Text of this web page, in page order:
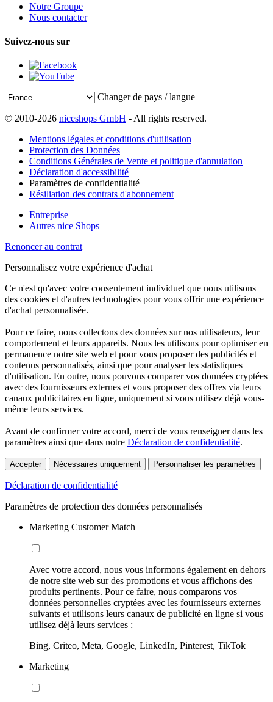
Notre Groupe
Nous contacter
Suivez-nous sur
Changer de pays / langue
© 2010-2026 niceshops GmbH - All rights reserved.
Mentions légales et conditions d'utilisation
Protection des Données
Conditions Générales de Vente et politique d'annulation
Déclaration d'accessibilité
Paramètres de confidentialité
Résiliation des contrats d'abonnement
Entreprise
Autres nice Shops
Renoncer au contrat
Personnalisez votre expérience d'achat
Ce n'est qu'avec votre consentement individuel que nous utilisons
des cookies et d'autres technologies pour vous offrir une expérience
d'achat personnalisée.
Pour ce faire, nous collectons des données sur nos utilisateurs, leur
comportement et leurs appareils. Nous les utilisons pour optimiser en
permanence notre site web et pour vous proposer des publicités et
contenus personnalisés, ainsi que pour analyser les statistiques
d'utilisation. En outre, nous pouvons comparer vos données cryptées
avec des fournisseurs externes et vous proposer des offres via leurs
canaux publicitaires en ligne, uniquement si vous utilisez déjà vous-
même leurs services.
Avant de confirmer votre accord, merci de vous renseigner dans les
paramètres ainsi que dans notre Déclaration de confidentialité.
Accepter Nécessaires uniquement Personnaliser les paramètres
Déclaration de confidentialité
Paramètres de protection des données personnalisés
Marketing Customer Match
Avec votre accord, nous vous informons également en dehors
de notre site web sur des promotions et vous affichons des
produits pertinents. Pour ce faire, nous comparons vos
données personnelles cryptées avec les fournisseurs externes
suivants et utilisons leurs canaux de publicité en ligne si vous
utilisez déjà leurs services :
Bing, Criteo, Meta, Google, LinkedIn, Pinterest, TikTok
Marketing